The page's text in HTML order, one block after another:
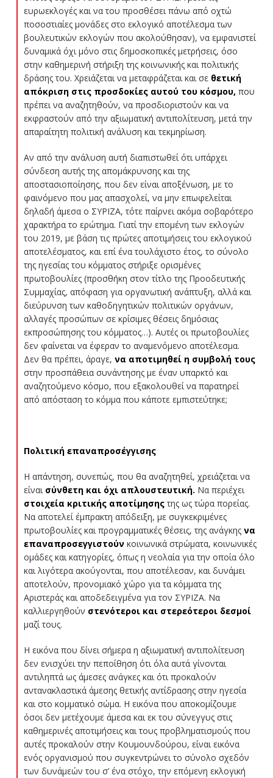
ευρωεκλογές και να του προσθέσει πάνω από οχτώ
ποσοστιαίες μονάδες στο εκλογικό αποτέλεσμα των
βουλευτικών εκλογών που ακολούθησαν), να εμφανιστεί
δυναμικά όχι μόνο στις δημοσκοπικές μετρήσεις, όσο
στην καθημερινή στήριξη της κοινωνικής και πολιτικής
δράσης του. Χρειάζεται να μεταφράζεται και σε θετική
απόκριση στις προσδοκίες αυτού του κόσμου, που
πρέπει να αναζητηθούν, να προσδιοριστούν και να
εκφραστούν από την αξιωματική αντιπολίτευση, μετά την
απαραίτητη πολιτική ανάλυση και τεκμηρίωση.
Αν από την ανάλυση αυτή διαπιστωθεί ότι υπάρχει
σύνδεση αυτής της απομάκρυνσης και της
αποστασιοποίησης, που δεν είναι αποξένωση, με το
φαινόμενο που μας απασχολεί, να μην επωφελείται
δηλαδή άμεσα ο ΣΥΡΙΖΑ, τότε παίρνει ακόμα σοβαρότερο
χαρακτήρα το ερώτημα. Γιατί την επομένη των εκλογών
του 2019, με βάση τις πρώτες αποτιμήσεις του εκλογικού
αποτελέσματος, και επί ένα τουλάχιστο έτος, το σύνολο
της ηγεσίας του κόμματος στήριξε ορισμένες
πρωτοβουλίες (προσθήκη στον τίτλο της Προοδευτικής
Συμμαχίας, απόφαση για οργανωτική ανάπτυξη, αλλά και
διεύρυνση των καθοδηγητικών πολιτικών οργάνων,
αλλαγές προσώπων σε κρίσιμες θέσεις δημόσιας
εκπροσώπησης του κόμματος…). Αυτές οι πρωτοβουλίες
δεν φαίνεται να έφεραν το αναμενόμενο αποτέλεσμα.
Δεν θα πρέπει, άραγε, να αποτιμηθεί η συμβολή τους
στην προσπάθεια συνάντησης με έναν υπαρκτό και
αναζητούμενο κόσμο, που εξακολουθεί να παρατηρεί
από απόσταση το κόμμα που κάποτε εμπιστεύτηκε;
Πολιτική επαναπροσέγγισης
Η απάντηση, συνεπώς, που θα αναζητηθεί, χρειάζεται να
είναι σύνθετη και όχι απλουστευτική. Να περιέχει
στοιχεία κριτικής αποτίμησηςτης ως τώρα πορείας.
Να αποτελεί έμπρακτη απόδειξη, με συγκεκριμένες
πρωτοβουλίες και προγραμματικές θέσεις, της ανάγκης να
επαναπροσεγγιστούν κοινωνικά στρώματα, κοινωνικές
ομάδες και κατηγορίες, όπως η νεολαία για την οποία όλο
και λιγότερα ακούγονται, που αποτέλεσαν, και δυνάμει
αποτελούν, προνομιακό χώρο για τα κόμματα της
Αριστεράς και αποδεδειγμένα για τον ΣΥΡΙΖΑ. Να
καλλιεργηθούν στενότεροι και στερεότεροι δεσμοί
μαζί τους.
Η εικόνα που δίνει σήμερα η αξιωματική αντιπολίτευση
δεν ενισχύει την πεποίθηση ότι όλα αυτά γίνονται
αντιληπτά ως άμεσες ανάγκες και ότι προκαλούν
αντανακλαστικά άμεσης θετικής αντίδρασης στην ηγεσία
και στο κομματικό σώμα. Η εικόνα που αποκομίζουμε
όσοι δεν μετέχουμε άμεσα και εκ του σύνεγγυς στις
καθημερινές αποτιμήσεις και τους προβληματισμούς που
αυτές προκαλούν στην Κουμουνδούρου, είναι εικόνα
ενός οργανισμού που συγκεντρώνει το σύνολο σχεδόν
των δυνάμεών του σ’ ένα στόχο, την επόμενη εκλογική